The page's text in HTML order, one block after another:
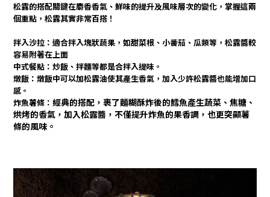
松露的搭配關鍵在麝香香氣、鮮味的提升及風味層次的變化，掌握這兩
個重點，松露其實非常百搭！
拌入沙拉：適合拌入塊狀蔬果，如甜菜根、小番茄、瓜類等，松露醬較
容易附著在上面
中式餐點：炒飯、拌麵等都是合拌入提味。
燉飯：燉飯中可以加松露油使其產生香氣，加入少許松露醬也能增加口
感。
炸魚薯條： 經典的搭配，裹了麵糊酥炸後的鱈魚產生蔬菜、焦糖、
烘烤的香氣，加入松露醬，不僅提升炸魚的果香調，也更突顯薯
條的風味。